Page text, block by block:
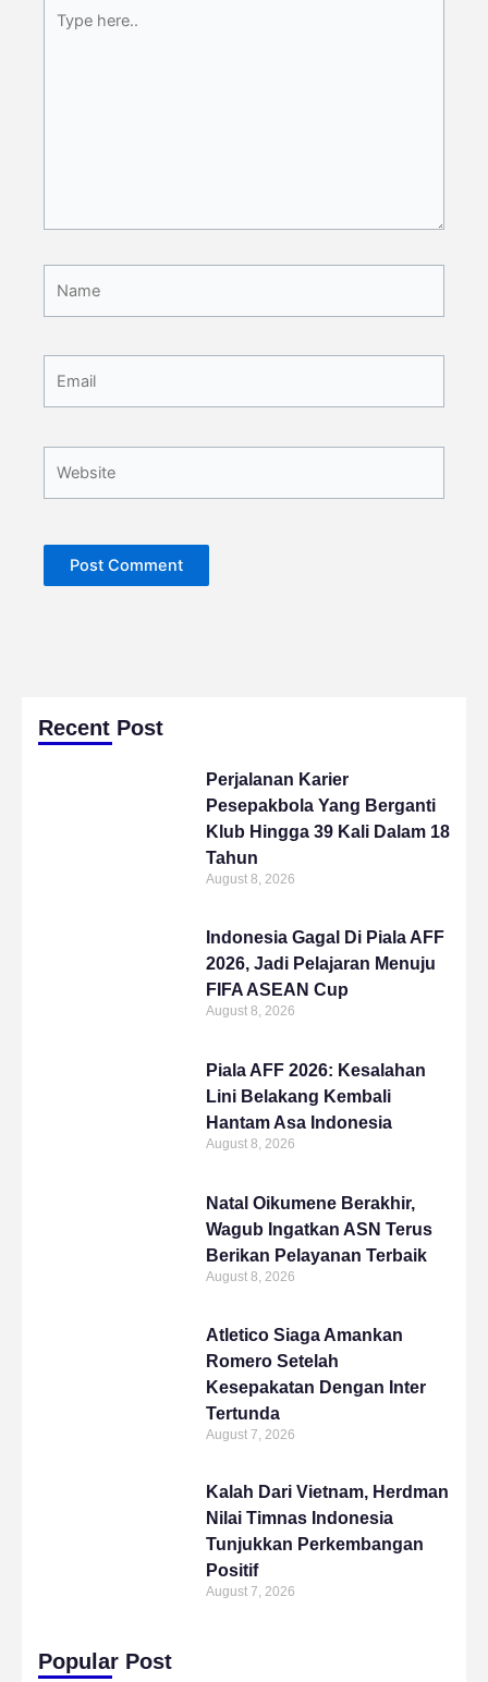
here..
Recent Post
Perjalanan Karier
Pesepakbola Yang Berganti
Klub Hingga 39 Kali Dalam 18
Tahun
August 8, 2026
Indonesia Gagal Di Piala AFF
2026, Jadi Pelajaran Menuju
FIFA ASEAN Cup
August 8, 2026
Piala AFF 2026: Kesalahan
Lini Belakang Kembali
Hantam Asa Indonesia
August 8, 2026
Natal Oikumene Berakhir,
Wagub Ingatkan ASN Terus
Berikan Pelayanan Terbaik
August 8, 2026
Atletico Siaga Amankan
Romero Setelah
Kesepakatan Dengan Inter
Tertunda
August 7, 2026
Kalah Dari Vietnam, Herdman
Nilai Timnas Indonesia
Tunjukkan Perkembangan
Positif
August 7, 2026
Popular Post